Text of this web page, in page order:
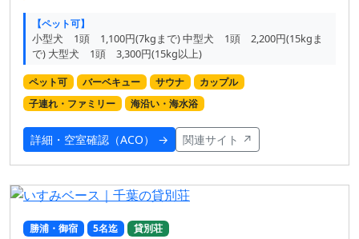
【ペット可】
小型犬 1頭 1,100円(7kgまで) 中型犬 1頭 2,200円(15kgま
で) 大型犬 1頭 3,300円(15kg以上)
ペット可 バーベキュー サウナ
カップル
子連れ・ファミリー
海沿い・海水浴
詳細・空室確認（ACO） → 関連サイト ↗
勝浦・御宿 5名迄 貸別荘